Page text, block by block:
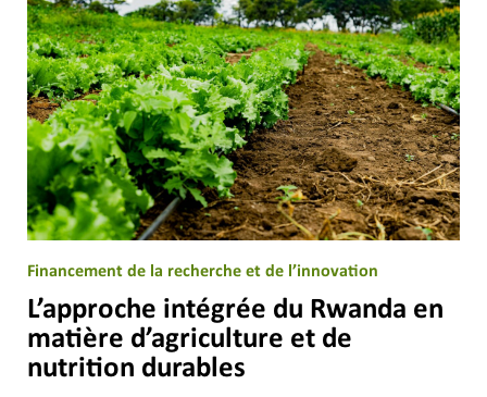
Financement de la recherche et de l’innovation
L’approche intégrée du Rwanda en
matière d’agriculture et de
nutrition durables